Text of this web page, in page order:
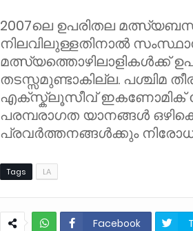
2007ലെ ഉപരിതല
നിലവിലുള്ളതിനാല്‍
മത്സ്യത്തൊഴിലാളികള്‍ക്ക്
തടസ്സമുണ്ടാകില്ല. പശ്ചിമ
എക്സ്ക്ലൂസീവ് ഇകണോമിക്
പരമ്പരാഗത യാനങ്ങള്‍
പ്രവര്‍ത്തനങ്ങള്‍ക്കും
Tags LA
Facebook